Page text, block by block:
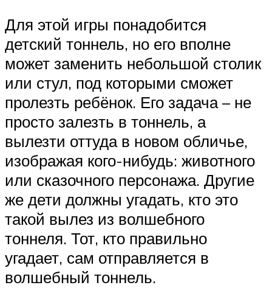
Для этой игры понадобится
детский тоннель, но его вполне
может заменить небольшой столик
или стул, под которыми сможет
пролезть ребёнок. Его задача – не
просто залезть в тоннель, а
вылезти оттуда в новом обличье,
изображая кого-нибудь: животного
или сказочного персонажа. Другие
же дети должны угадать, кто это
такой вылез из волшебного
тоннеля. Тот, кто правильно
угадает, сам отправляется в
волшебный тоннель.